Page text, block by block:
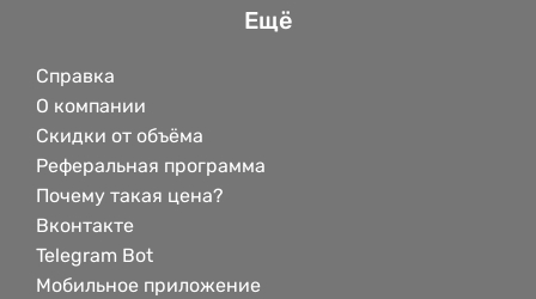
Ещё
Справка
О компании
Скидки от объёма
Реферальная программа
Почему такая цена?
Вконтакте
Telegram Bot
Мобильное приложение